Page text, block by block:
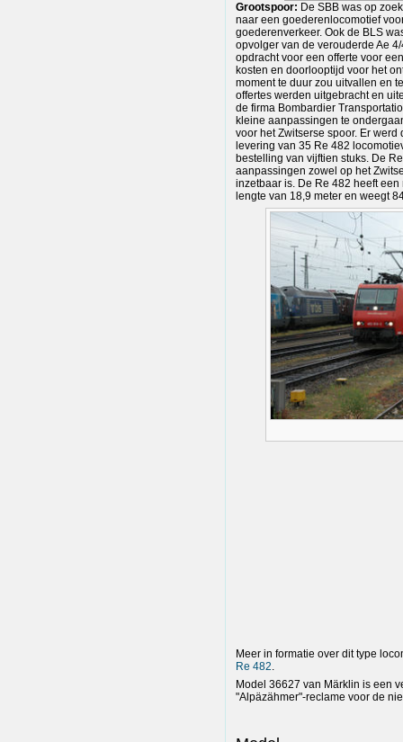
Grootspoor: De SBB was op
naar een goederenlocomotief
goederenverkeer. Ook de BLS
opvolger van de verouderde Ae
opdracht voor een offerte voor
kosten en doorlooptijd voor het
moment te duur zou uitvallen en
offertes werden uitgebracht en
de firma Bombardier
kleine aanpassingen te
voor het Zwitserse spoor. Er
levering van 35 Re 482
bestelling van vijftien stuks. De
aanpassingen zowel op het
inzetbaar is. De Re 482 heeft
lengte van 18,9 meter en weegt
Meer in formatie over dit type
Re 482.
Model 36627 van Märklin is een
"Alpäzähmer"-reclame voor de